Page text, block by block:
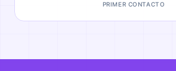
PRIMER CONTACTO